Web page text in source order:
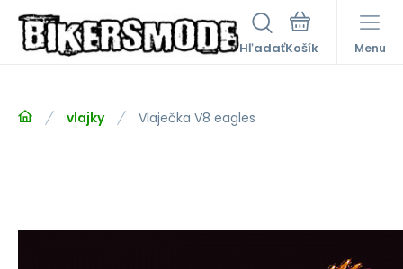
Hľadať Menu
vlajky Vlaječka V8 eagles